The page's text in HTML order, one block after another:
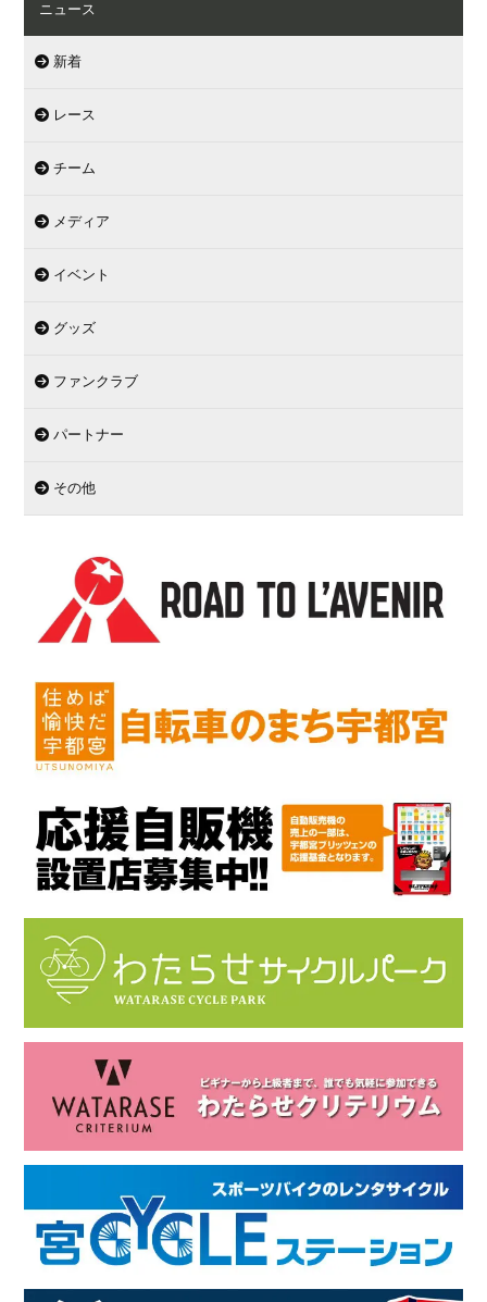
ニュース
新着
レース
チーム
メディア
イベント
グッズ
ファンクラブ
パートナー
その他